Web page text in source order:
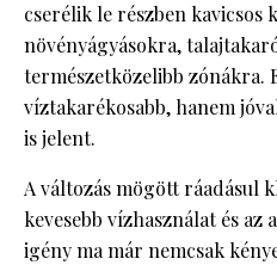
cserélik le részben
növényágyásokra,
természetközelibb zónákra.
víztakarékosabb, hanem
is jelent.
A változás mögött ráadásul
kevesebb vízhasználat és
igény ma már nemcsak